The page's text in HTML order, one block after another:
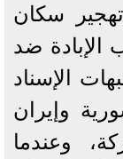
سكان
الإبادة ضد
الإسناد
وإيران
وعندما